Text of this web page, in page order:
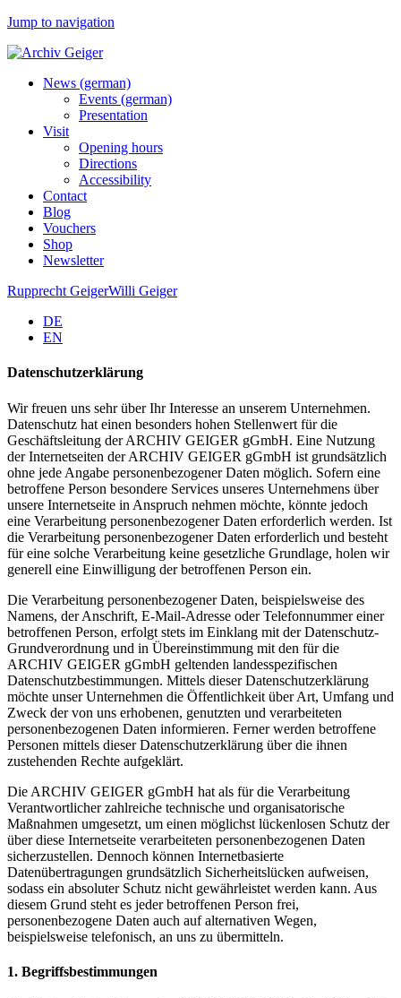
Jump to navigation
News (german)
Events (german)
Presentation
Visit
Opening hours
Directions
Accessibility
Contact
Blog
Vouchers
Shop
Newsletter
Rupprecht GeigerWilli Geiger
DE
EN
Datenschutzerklärung
Wir freuen uns sehr über Ihr Interesse an unserem Unternehmen.
Datenschutz hat einen besonders hohen Stellenwert für die
Geschäftsleitung der ARCHIV GEIGER gGmbH. Eine Nutzung
der Internetseiten der ARCHIV GEIGER gGmbH ist grundsätzlich
ohne jede Angabe personenbezogener Daten möglich. Sofern eine
betroffene Person besondere Services unseres Unternehmens über
unsere Internetseite in Anspruch nehmen möchte, könnte jedoch
eine Verarbeitung personenbezogener Daten erforderlich werden. Ist
die Verarbeitung personenbezogener Daten erforderlich und besteht
für eine solche Verarbeitung keine gesetzliche Grundlage, holen wir
generell eine Einwilligung der betroffenen Person ein.
Die Verarbeitung personenbezogener Daten, beispielsweise des
Namens, der Anschrift, E-Mail-Adresse oder Telefonnummer einer
betroffenen Person, erfolgt stets im Einklang mit der Datenschutz-
Grundverordnung und in Übereinstimmung mit den für die
ARCHIV GEIGER gGmbH geltenden landesspezifischen
Datenschutzbestimmungen. Mittels dieser Datenschutzerklärung
möchte unser Unternehmen die Öffentlichkeit über Art, Umfang und
Zweck der von uns erhobenen, genutzten und verarbeiteten
personenbezogenen Daten informieren. Ferner werden betroffene
Personen mittels dieser Datenschutzerklärung über die ihnen
zustehenden Rechte aufgeklärt.
Die ARCHIV GEIGER gGmbH hat als für die Verarbeitung
Verantwortlicher zahlreiche technische und organisatorische
Maßnahmen umgesetzt, um einen möglichst lückenlosen Schutz der
über diese Internetseite verarbeiteten personenbezogenen Daten
sicherzustellen. Dennoch können Internetbasierte
Datenübertragungen grundsätzlich Sicherheitslücken aufweisen,
sodass ein absoluter Schutz nicht gewährleistet werden kann. Aus
diesem Grund steht es jeder betroffenen Person frei,
personenbezogene Daten auch auf alternativen Wegen,
beispielsweise telefonisch, an uns zu übermitteln.
1. Begriffsbestimmungen